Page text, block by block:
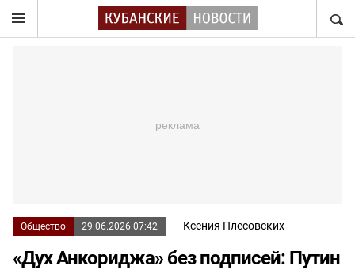
Общество 29.06.2026 07:42 Ксения Плесовских
«Дух Анкориджа» без подписей: Путин